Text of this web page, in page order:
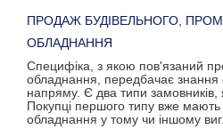
ПРОДАЖ БУДІВЕЛЬНОГО,
ОБЛАДНАННЯ
Специфіка, з якою пов'язаний
обладнання, передбачає знання
напряму. Є два типи замовників,
Покупці першого типу вже
обладнання у тому чи іншому